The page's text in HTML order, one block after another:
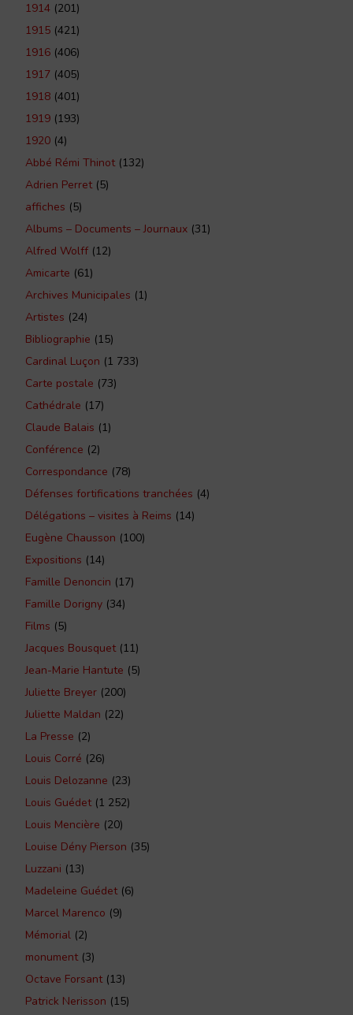
1914 (201)
1915 (421)
1916 (406)
1917 (405)
1918 (401)
1919 (193)
1920 (4)
Abbé Rémi Thinot(132)
Adrien Perret(5)
affiches (5)
Albums – Documents – Journaux (31)
Alfred Wolff (12)
Amicarte (61)
Archives Municipales (1)
Artistes (24)
Bibliographie (15)
Cardinal Luçon (1 733)
Carte postale (73)
Cathédrale (17)
Claude Balais (1)
Conférence (2)
Correspondance (78)
Défenses fortifications tranchées (4)
Délégations – visites à Reims (14)
Eugène Chausson (100)
Expositions (14)
Famille Denoncin (17)
Famille Dorigny (34)
Films (5)
Jacques Bousquet(11)
Jean-Marie Hantute (5)
Juliette Breyer (200)
Juliette Maldan (22)
La Presse (2)
Louis Corré (26)
Louis Delozanne (23)
Louis Guédet(1 252)
Louis Mencière (20)
Louise Dény Pierson (35)
Luzzani (13)
Madeleine Guédet(6)
Marcel Marenco (9)
Mémorial (2)
monument(3)
Octave Forsant(13)
Patrick Nerisson (15)